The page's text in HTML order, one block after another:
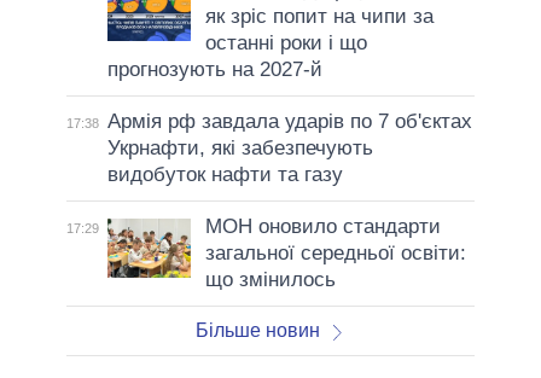
як зріс попит на чипи за
останні роки і що
прогнозують на 2027-й
17:38 Армія рф завдала ударів по 7 об'єктах
Укрнафти, які забезпечують
видобуток нафти та газу
17:29
МОН оновило стандарти
загальної середньої освіти:
що змінилось
Більше новин